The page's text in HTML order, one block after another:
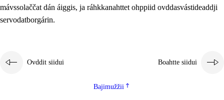
mávssolaččat dán áiggis, ja ráhkkanahttet ohppiid ovddasvástideaddji
servodatborgárin.
Ovddit siidui Boahtte siidui
Bajimužžii